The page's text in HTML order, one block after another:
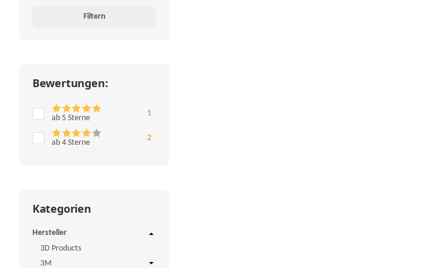
Filtern
Bewertungen:
ab 5 Sterne
1
ab 4 Sterne
2Artikel gefunden
Kategorien
Hersteller
3D Products
3M